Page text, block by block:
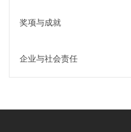
奖项与成就
企业与社会责任